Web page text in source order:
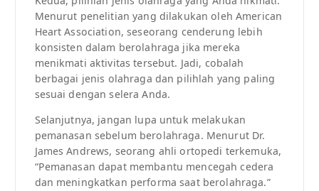
Menurut penelitian yang dilakukan oleh American
Heart Association, seseorang cenderung lebih
konsisten dalam berolahraga jika mereka
menikmati aktivitas tersebut. Jadi, cobalah
berbagai jenis olahraga dan pilihlah yang paling
sesuai dengan selera Anda.
Selanjutnya, jangan lupa untuk melakukan
pemanasan sebelum berolahraga. Menurut Dr.
James Andrews, seorang ahli ortopedi terkemuka,
“Pemanasan dapat membantu mencegah cedera
dan meningkatkan performa saat berolahraga.”